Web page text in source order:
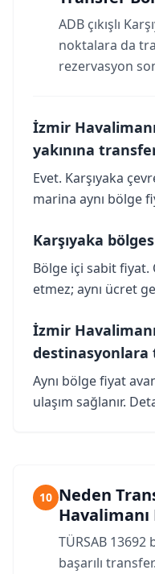
ADB çıkışlı
noktalara da
rezervasyon
İzmir
yakınına
Evet. Karşıyaka
marina aynı bölge
Karşıyaka
Bölge içi sabit
etmez; aynı ücret
İzmir
destinasyonlara
Aynı bölge fiyat
ulaşım sağlanır.
10 Neden
Havalimanı
TÜRSAB 13692
başarılı